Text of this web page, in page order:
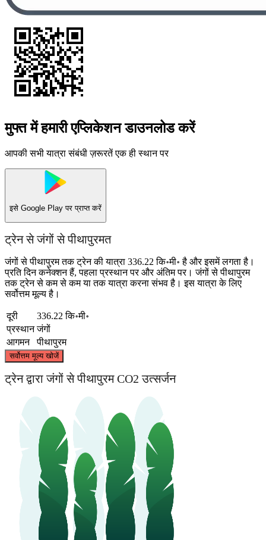
मुफ्त में हमारी एप्लिकेशन डाउनलोड करें
आपकी सभी यात्रा संबंधी ज़रूरतें एक ही स्थान पर
इसे Google Play पर प्राप्त करें
ट्रेन से जंगों से पीथापुरमत
जंगों से पीथापुरम तक ट्रेन की यात्रा 336.22 कि॰मी॰ है और इसमें लगता है।
प्रति दिन कनेक्शन हैं, पहला प्रस्थान पर और अंतिम पर। जंगों से पीथापुरम
तक ट्रेन से कम से कम या तक यात्रा करना संभव है। इस यात्रा के लिए
सर्वोत्तम मूल्य है।
दूरी
336.22 कि॰मी॰
प्रस्थान जंगों
आगमन
पीथापुरम
सर्वोत्तम मूल्य खोजें
Jangaon
ट्रेन द्वारा जंगों से पीथापुरम CO2 उत्सर्जन